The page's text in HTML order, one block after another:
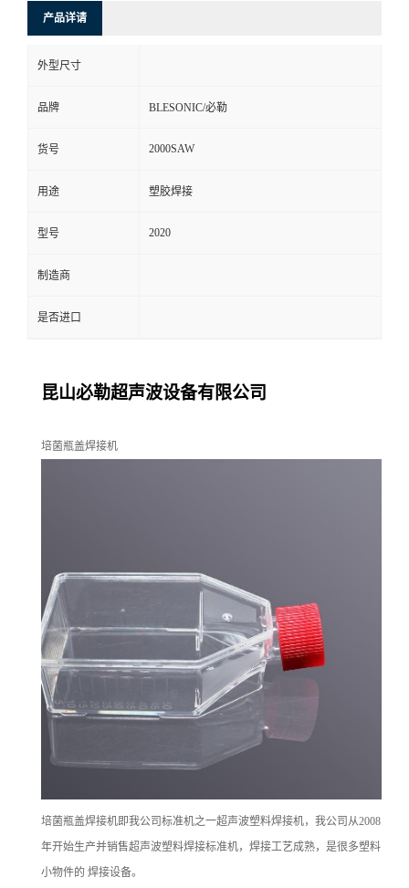
产品详请
外型尺寸
品牌 BLESONIC/必勒
货号 2000SAW
用途 塑胶焊接
型号 2020
制造商
是否进口
昆山必勒超声波设备有限公司
培菌瓶盖焊接机
培菌瓶盖焊接机即我公司标准机之一超声波塑料焊接机，我公司从2008
年开始生产并销售超声波塑料焊接标准机， 焊接工艺成熟，是很多塑料
小物件的 焊接设备。